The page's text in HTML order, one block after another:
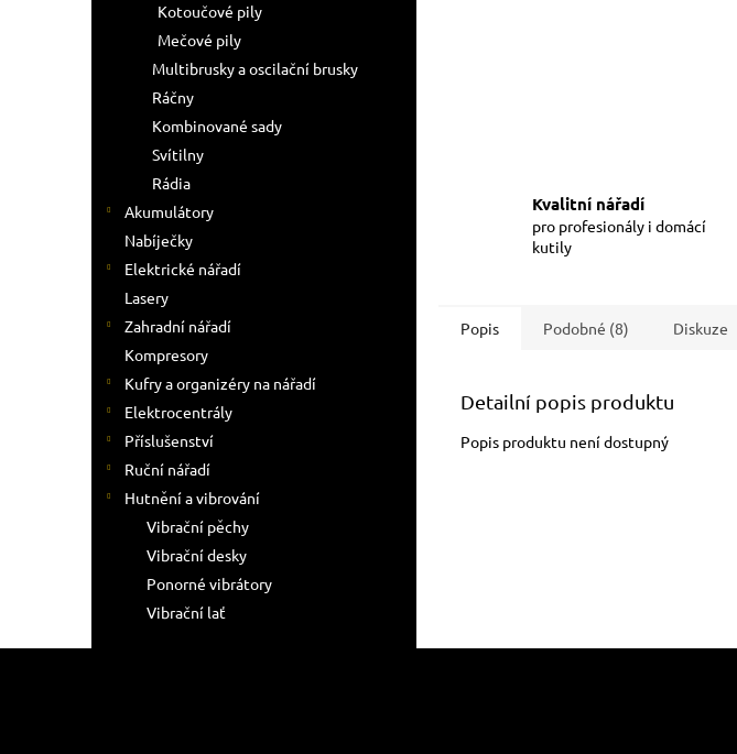
Kotoučové pily
Mečové pily
Multibrusky a oscilační brusky
Ráčny
Kombinované sady
Svítilny
Rádia
Akumulátory
Nabíječky
Elektrické nářadí
Lasery
Zahradní nářadí
Kompresory
Kufry a organizéry na nářadí
Elektrocentrály
Příslušenství
Ruční nářadí
Hutnění a vibrování
Vibrační pěchy
Vibrační desky
Ponorné vibrátory
Vibrační lať
Kvalitní nářadí
pro profesionály i domácí
kutily
Popis Podobné (8) Diskuze
Detailní popis produktu
Popis produktu není dostupný